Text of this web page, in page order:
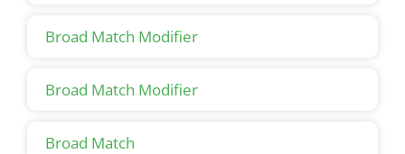
Broad Match Modifier
Broad Match Modifier
Broad Match